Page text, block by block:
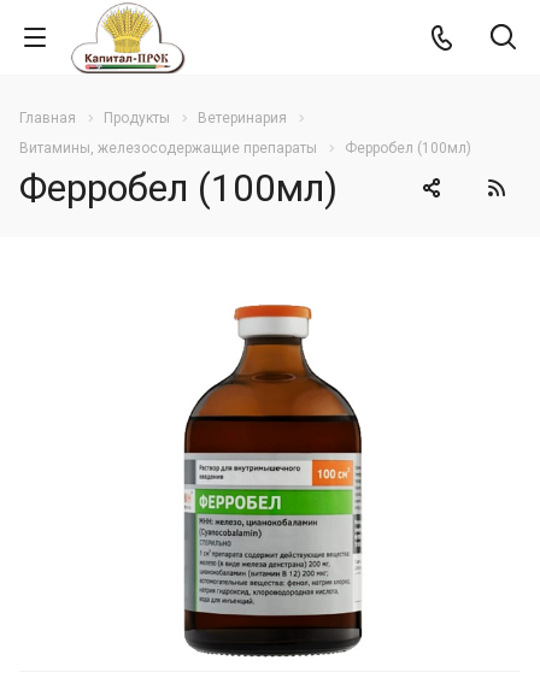
Главная Продукты
Ветеринария
Витамины, железосодержащие препараты
Ферробел (100мл)
Ферробел (100мл)